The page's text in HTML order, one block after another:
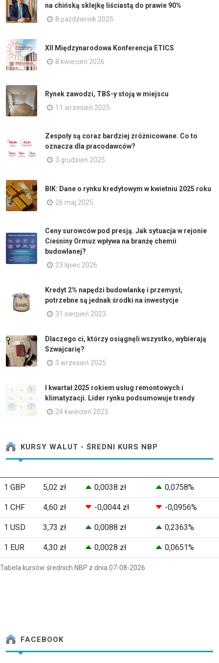
na chińską sklejkę liściastą do prawie 90%
8 październik 2025
XII Międzynarodowa Konferencja ETICS
8 kwiecień 2026
Rynek zawodzi, TBS-y stoją w miejscu
11 wrzesień 2025
Zespoły są coraz bardziej zróżnicowane. Co to
oznacza dla pracodawców?
3 grudzień 2025
BIK: Dane o rynku kredytowym w kwietniu 2025 roku
26 maj 2025
Ceny surowców pod presją. Jak sytuacja w rejonie
Cieśniny Ormuz wpływa na branżę chemii
budowlanej?
23 lipiec 2026
Kredyt 2% napędzi budowlankę i przemysł,
potrzebne są jednak środki na inwestycje
31 sierpień 2023
Dlaczego ci, którzy osiągnęli wszystko, wybierają
Szwajcarię?
3 wrzesień 2025
I kwartał 2025 rokiem usług remontowych i
klimatyzacji. Lider rynku podsumowuje trendy
24 kwiecień 2025
KURSY WALUT - ŚREDNI KURS NBP
Tabela kursów średnich NBP z dnia 07-08-2026
1 GBP 5,02 zł 0,0038 zł 0,0758%
1 CHF 4,60 zł -0,0044 zł -0,0956%
1 USD 3,73 zł 0,0088 zł 0,2363%
1 EUR 4,30 zł 0,0028 zł 0,0651%
FACEBOOK